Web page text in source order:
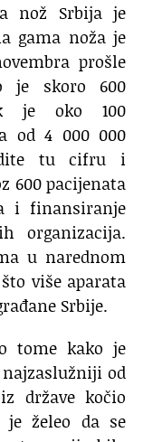
nož Srbija je
gama noža je
prošle
je skoro 600
je oko 100
od 4 000 000
tu cifru i
600 pacijenata
i finansiranje
organizacija.
u narednom
više aparata
Srbije.
tome kako je
najzaslužniji od
države kočio
je želeo da se